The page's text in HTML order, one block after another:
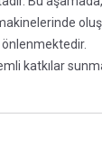
katkılar